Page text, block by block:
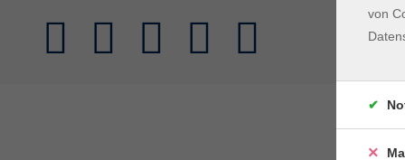
von